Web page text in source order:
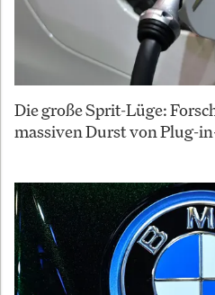
Die große Sprit-Lüge:
massiven Durst von Plug-